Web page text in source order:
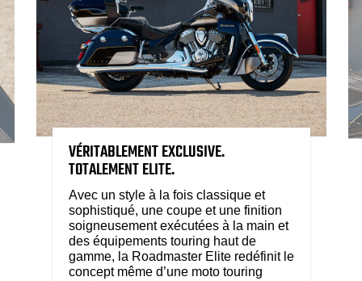
VÉRITABLEMENT EXCLUSIVE.
TOTALEMENT ELITE.
Avec un style à la fois classique et
sophistiqué, une coupe et une finition
soigneusement exécutées à la main et
des équipements touring haut de
gamme, la Roadmaster Elite redéfinit le
concept même d’une moto touring